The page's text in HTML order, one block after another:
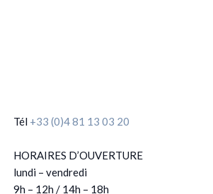
Tél +33 (0)4 81 13 03 20
HORAIRES D’OUVERTURE
lundi – vendredi
9h – 12h / 14h – 18h